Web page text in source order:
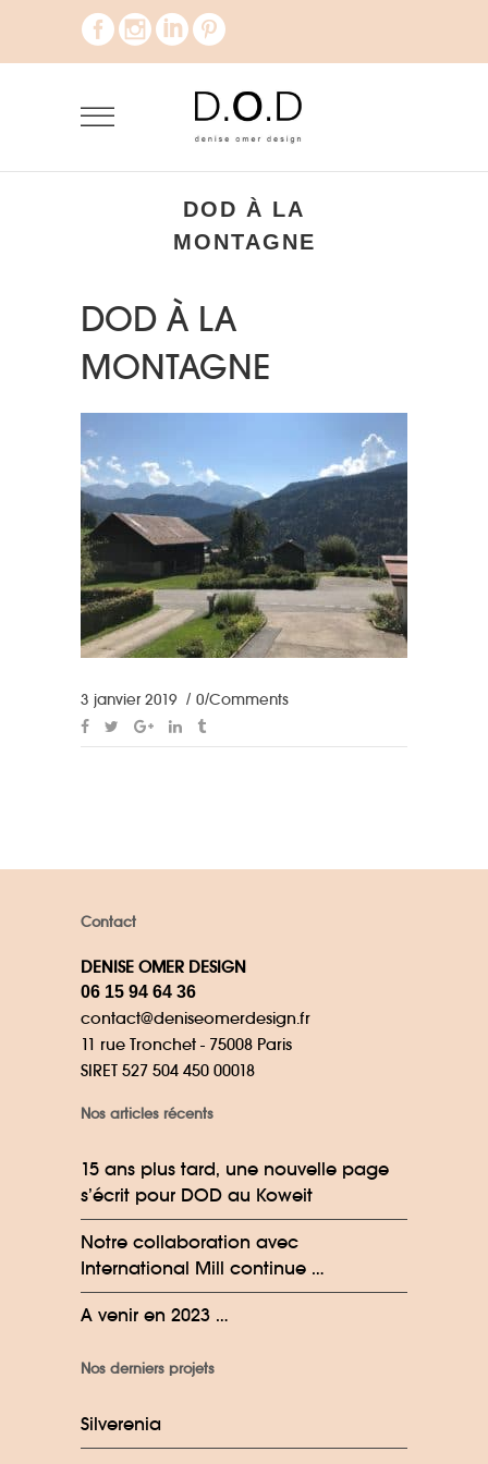
DOD À LA
MONTAGNE
DOD À LA
MONTAGNE
3 janvier 2019 0 Comments
Contact
DENISE OMER DESIGN
06 15 94 64 36
contact@deniseomerdesign.fr
11 rue Tronchet - 75008 Paris
SIRET 527 504 450 00018
Nos articles récents
15 ans plus tard, une nouvelle page
s’écrit pour DOD au Koweit
Notre collaboration avec
International Mill continue …
A venir en 2023 …
Nos derniers projets
Silverenia